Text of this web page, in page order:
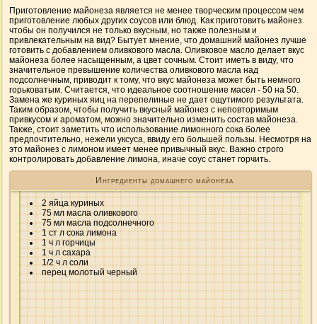
Приготовление майонеза является не менее творческим процессом чем
приготовление любых других соусов или блюд. Как приготовить майонез
чтобы он получился не только вкусным, но также полезным и
привлекательным на вид? Бытует мнение, что домашний майонез лучше
готовить с добавлением оливкового масла. Оливковое масло делает вкус
майонеза более насыщенным, а цвет сочным. Стоит иметь в виду, что
значительное превышение количества оливкового масла над
подсолнечным, приводит к тому, что вкус майонеза может быть немного
горьковатым. Считается, что идеальное соотношение масел - 50 на 50.
Замена же куриных яиц на перепелиные не дает ощутимого результата.
Таким образом, чтобы получить вкусный майонез с неповторимым
привкусом и ароматом, можно значительно изменить состав майонеза.
Также, стоит заметить что использование лимонного сока более
предпочтительно, нежели уксуса, ввиду его большей пользы. Несмотря на
это майонез с лимоном имеет менее привычный вкус. Важно строго
контролировать добавление лимона, иначе соус станет горчить.
Ингредиенты домашнего майонеза
2 яйца куриных
75 мл масла оливкового
75 мл масла подсолнечного
1 ст л сока лимона
1 ч л горчицы
1 ч л сахара
1/2 ч л соли
перец молотый черный